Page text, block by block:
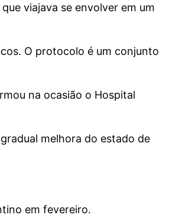
viajava se envolver em um
O protocolo é um conjunto
na ocasião o Hospital
melhora do estado de
em fevereiro.